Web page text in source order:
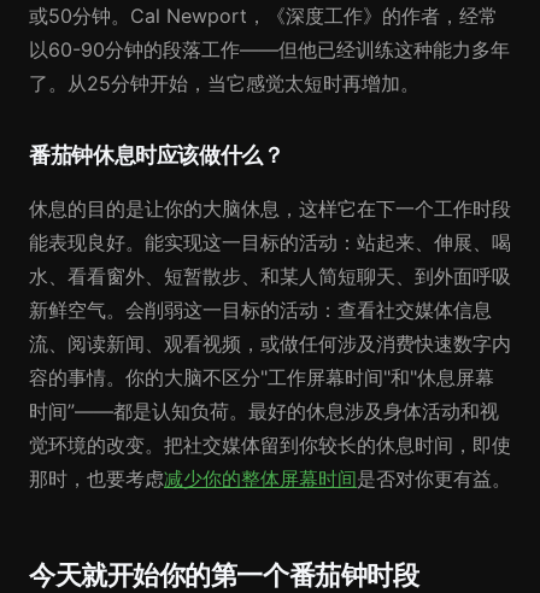
或50分钟。Cal Newport，《深度工作》的作者，经常
以60-90分钟的段落工作——但他已经训练这种能力多年
了。从25分钟开始，当它感觉太短时再增加。
番茄钟休息时应该做什么？
休息的目的是让你的大脑休息，这样它在下一个工作时段
能表现良好。能实现这一目标的活动：站起来、伸展、喝
水、看看窗外、短暂散步、和某人简短聊天、到外面呼吸
新鲜空气。会削弱这一目标的活动：查看社交媒体信息
流、阅读新闻、观看视频，或做任何涉及消费快速数字内
容的事情。你的大脑不区分"工作屏幕时间"和"休息屏幕
时间”——都是认知负荷。最好的休息涉及身体活动和视
觉环境的改变。把社交媒体留到你较长的休息时间，即使
那时，也要考虑减少你的整体屏幕时间是否对你更有益。
今天就开始你的第一个番茄钟时段